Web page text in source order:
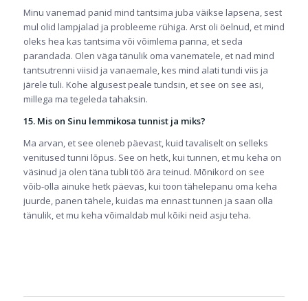
Minu vanemad panid mind tantsima juba väikse lapsena, sest
mul olid lampjalad ja probleeme rühiga. Arst oli öelnud, et mind
oleks hea kas tantsima või võimlema panna, et seda
parandada. Olen väga tänulik oma vanematele, et nad mind
tantsutrenni viisid ja vanaemale, kes mind alati tundi viis ja
järele tuli. Kohe algusest peale tundsin, et see on see asi,
millega ma tegeleda tahaksin.
15. Mis on Sinu lemmikosa tunnist ja miks?
Ma arvan, et see oleneb päevast, kuid tavaliselt on selleks
venitused tunni lõpus. See on hetk, kui tunnen, et mu keha on
väsinud ja olen täna tubli töö ära teinud. Mõnikord on see
võib-olla ainuke hetk päevas, kui toon tähelepanu oma keha
juurde, panen tähele, kuidas ma ennast tunnen ja saan olla
tänulik, et mu keha võimaldab mul kõiki neid asju teha.